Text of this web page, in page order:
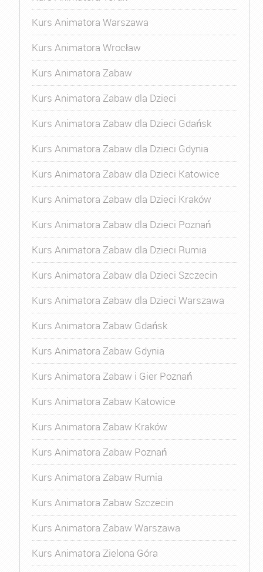
Kurs Animatora Warszawa
Kurs Animatora Wrocław
Kurs Animatora Zabaw
Kurs Animatora Zabaw dla Dzieci
Kurs Animatora Zabaw dla Dzieci Gdańsk
Kurs Animatora Zabaw dla Dzieci Gdynia
Kurs Animatora Zabaw dla Dzieci Katowice
Kurs Animatora Zabaw dla Dzieci Kraków
Kurs Animatora Zabaw dla Dzieci Poznań
Kurs Animatora Zabaw dla Dzieci Rumia
Kurs Animatora Zabaw dla Dzieci Szczecin
Kurs Animatora Zabaw dla Dzieci Warszawa
Kurs Animatora Zabaw Gdańsk
Kurs Animatora Zabaw Gdynia
Kurs Animatora Zabaw i Gier Poznań
Kurs Animatora Zabaw Katowice
Kurs Animatora Zabaw Kraków
Kurs Animatora Zabaw Poznań
Kurs Animatora Zabaw Rumia
Kurs Animatora Zabaw Szczecin
Kurs Animatora Zabaw Warszawa
Kurs Animatora Zielona Góra